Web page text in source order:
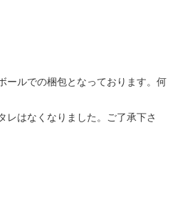
ールでの梱包となっております。何
レはなくなりました。ご了承下さ